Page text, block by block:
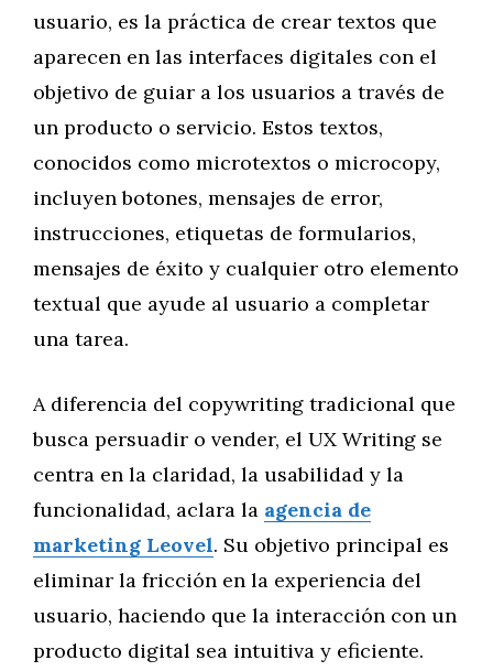
usuario, es la práctica de crear textos que
aparecen en las interfaces digitales con el
objetivo de guiar a los usuarios a través de
un producto o servicio. Estos textos,
conocidos como microtextos o microcopy,
incluyen botones, mensajes de error,
instrucciones, etiquetas de formularios,
mensajes de éxito y cualquier otro elemento
textual que ayude al usuario a completar
una tarea.
A diferencia del copywriting tradicional que
busca persuadir o vender, el UX Writing se
centra en la claridad, la usabilidad y la
funcionalidad, aclara la agencia de
marketing Leovel. Su objetivo principal es
eliminar la fricción en la experiencia del
usuario, haciendo que la interacción con un
producto digital sea intuitiva y eficiente.